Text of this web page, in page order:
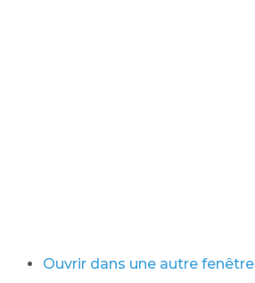
Ouvrir dans une autre fenêtre